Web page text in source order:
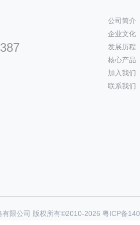
公司简介
企业文化
发展历程
核心产品
加入我们
联系我们
有限公司 版权所有©2010-2026 粤ICP备